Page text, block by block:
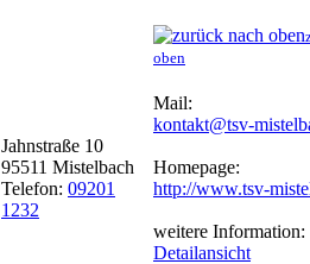
oben
Jahnstraße 10
95511 Mistelbach
Telefon: 09201
1232
Mail:
kontakt@tsv-
Homepage:
http://www.tsv-
weitere Information:
Detailansicht